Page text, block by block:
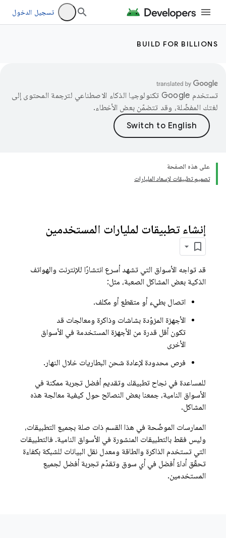
تسجيل الدخول
BUILD FOR BILLIONS
تستخدم Google تكنولوجيا الذكاء الاصطناعي لترجمة المحتوى إلى
لغتك المفضّلة، وقد تتضمّن بعض الأخطاء.
على هذه الصفحة
تصميم تطبيقات لإسعاد المليارات
إنشاء تطبيقات لمليارات المستخدمين
قد تواجه الأسواق التي تشهد أسرع انتشارًا للإنترنت والهواتف
الذكية بعض المشاكل الصعبة، مثل:
اتصال بطيء أو متقطع أو مكلف.
الأجهزة المزوّدة بشاشات وذاكرة ومعالجات قد
تكون أقل قدرة من الأجهزة المستخدمة في الأسواق
الأخرى
فرص محدودة لإعادة شحن البطاريات خلال النهار.
للمساعدة في نجاح تطبيقك وتقديم أفضل تجربة ممكنة في
الأسواق النامية، جمعنا بعض النصائح حول كيفية معالجة هذه
المشاكل.
الممارسات الموضّحة في هذا القسم ذات صلة بجميع التطبيقات،
وليس فقط بالتطبيقات المنشورة في الأسواق النامية. فالتطبيقات
التي تستخدم الذاكرة والطاقة ومعدل نقل البيانات للشبكة بكفاءة
تحقّق أداءً أفضل في أي سوق وتقدّم تجربة أفضل لجميع
المستخدمين.